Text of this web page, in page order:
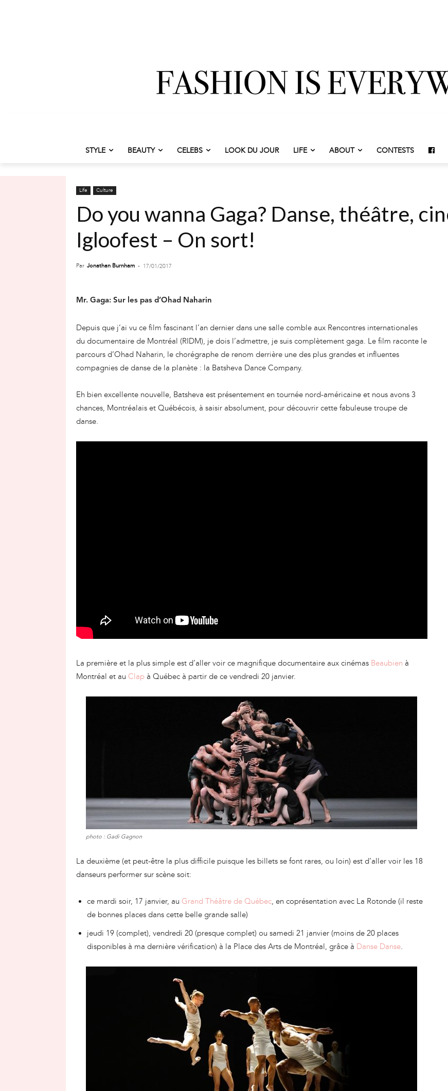
STYLE BEAUTY CELEBS LOOK DU JOUR LIFE ABOUT CONTESTS
Life Culture
Do you wanna Gaga? Danse, théâtre,
Igloofest – On sort!
Par Jonathan Burnham - 17/01/2017
Mr. Gaga: Sur les pas d’Ohad Naharin
Depuis que j’ai vu ce film fascinant l’an dernier dans une salle comble aux Rencontres internationales
du documentaire de Montréal (RIDM), je dois l’admettre, je suis complètement gaga. Le film raconte le
parcours d’Ohad Naharin, le chorégraphe de renom derrière une des plus grandes et influentes
compagnies de danse de la planète : la Batsheva Dance Company.
Eh bien excellente nouvelle, Batsheva est présentement en tournée nord-américaine et nous avons 3
chances, Montréalais et Québécois, à saisir absolument, pour découvrir cette fabuleuse troupe de
danse.
La première et la plus simple est d’aller voir ce magnifique documentaire aux cinémas Beaubien à
Montréal et au Clap à Québec à partir de ce vendredi 20 janvier.
photo : Gadi Gagnon
La deuxième (et peut-être la plus difficile puisque les billets se font rares, ou loin) est d’aller voir les 18
danseurs performer sur scène soit:
ce mardi soir, 17 janvier, au Grand Théâtre de Québec, en coprésentation avec La Rotonde (il reste
de bonnes places dans cette belle grande salle)
jeudi 19 (complet), vendredi 20 (presque complet) ou samedi 21 janvier (moins de 20 places
disponibles à ma dernière vérification) à la Place des Arts de Montréal, grâce à Danse Danse.